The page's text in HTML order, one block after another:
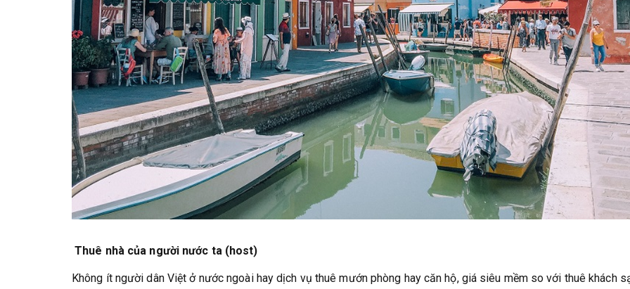
Thuê nhà của người nước ta (host)
Không ít người dân Việt ở nước ngoài hay dịch vụ thuê mướn phòng hay căn hộ, giá siêu mềm so với thuê khách